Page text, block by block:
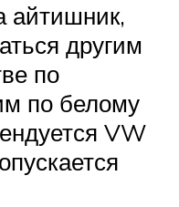
айтишник,
другим
по
по белому
VW